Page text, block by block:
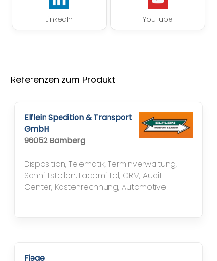
LinkedIn YouTube
Referenzen zum Produkt
Elflein Spedition & Transport
GmbH
96052 Bamberg
Disposition, Telematik, Terminverwaltung,
Schnittstellen, Lademittel, CRM, Audit-
Center, Kostenrechnung, Automotive
Fiege